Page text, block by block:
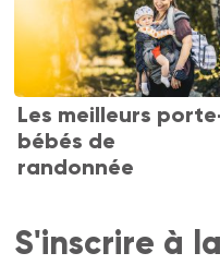
Les meilleurs
bébés de
randonnée
S'inscrire à